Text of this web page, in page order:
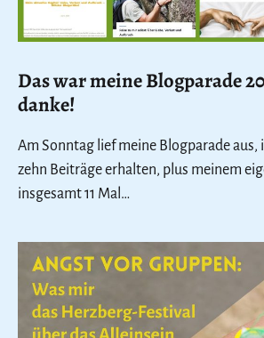
Das war meine Blogparade
danke!
Am Sonntag lief meine Blogparade aus,
zehn Beiträge erhalten, plus meinem
insgesamt 11 Mal…